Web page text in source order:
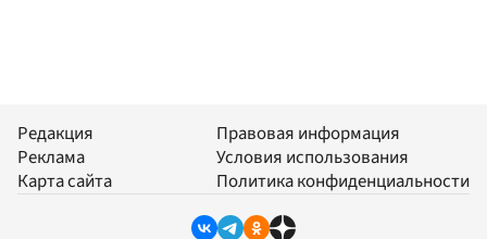
Редакция
Реклама
Карта сайта
Правовая информация
Условия использования
Политика конфиденциальности